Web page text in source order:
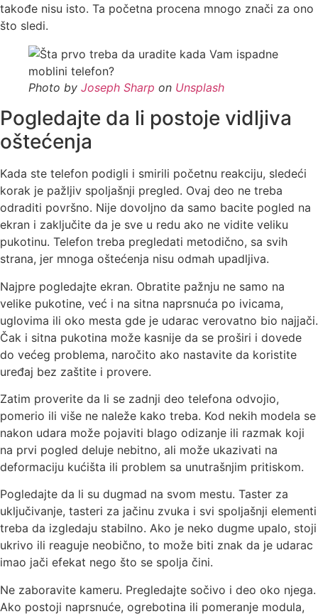
takođe nisu isto. Ta početna procena mnogo znači za ono
što sledi.
Photo by Joseph Sharp on Unsplash
Pogledajte da li postoje vidljiva
oštećenja
Kada ste telefon podigli i smirili početnu reakciju, sledeći
korak je pažljiv spoljašnji pregled. Ovaj deo ne treba
odraditi površno. Nije dovoljno da samo bacite pogled na
ekran i zaključite da je sve u redu ako ne vidite veliku
pukotinu. Telefon treba pregledati metodično, sa svih
strana, jer mnoga oštećenja nisu odmah upadljiva.
Najpre pogledajte ekran. Obratite pažnju ne samo na
velike pukotine, već i na sitna naprsnuća po ivicama,
uglovima ili oko mesta gde je udarac verovatno bio najjači.
Čak i sitna pukotina može kasnije da se proširi i dovede
do većeg problema, naročito ako nastavite da koristite
uređaj bez zaštite i provere.
Zatim proverite da li se zadnji deo telefona odvojio,
pomerio ili više ne naleže kako treba. Kod nekih modela se
nakon udara može pojaviti blago odizanje ili razmak koji
na prvi pogled deluje nebitno, ali može ukazivati na
deformaciju kućišta ili problem sa unutrašnjim pritiskom.
Pogledajte da li su dugmad na svom mestu. Taster za
uključivanje, tasteri za jačinu zvuka i svi spoljašnji elementi
treba da izgledaju stabilno. Ako je neko dugme upalo, stoji
ukrivo ili reaguje neobično, to može biti znak da je udarac
imao jači efekat nego što se spolja čini.
Ne zaboravite kameru. Pregledajte sočivo i deo oko njega.
Ako postoji naprsnuće, ogrebotina ili pomeranje modula,